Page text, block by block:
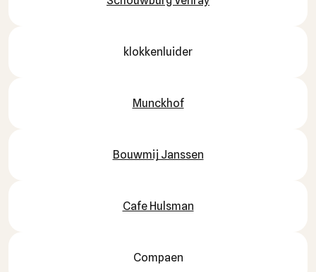
klokkenluider
Munckhof
Bouwmij Janssen
Cafe Hulsman
Compaen